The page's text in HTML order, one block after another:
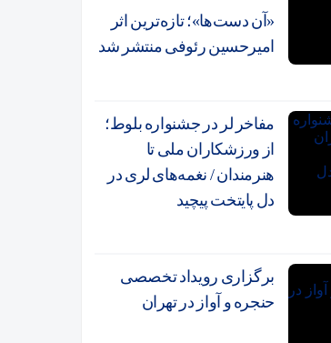
«آن دست‌ها»؛ تازه‌ترین اثر
امیرحسین رئوفی منتشر شد
مفاخر لر در جشنواره بلوط؛
از ورزشکاران ملی تا
هنرمندان / نغمه‌های لری در
دل پایتخت پیچید
برگزاری رویداد تخصصی
حنجره و آواز در تهران